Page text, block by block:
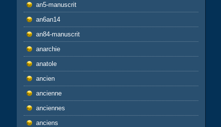
an5-manuscrit
an6an14
an84-manuscrit
anarchie
anatole
ancien
ancienne
anciennes
anciens